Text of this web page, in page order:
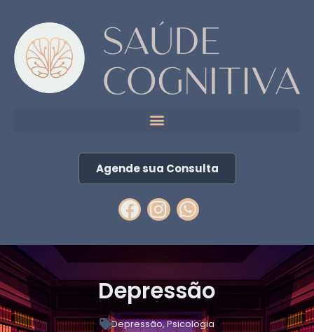
Agende sua Consulta
Depressão
Depressão,Psicologia